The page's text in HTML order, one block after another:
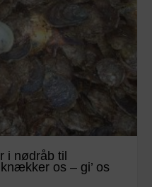
i nødråb til
os – gi’ os